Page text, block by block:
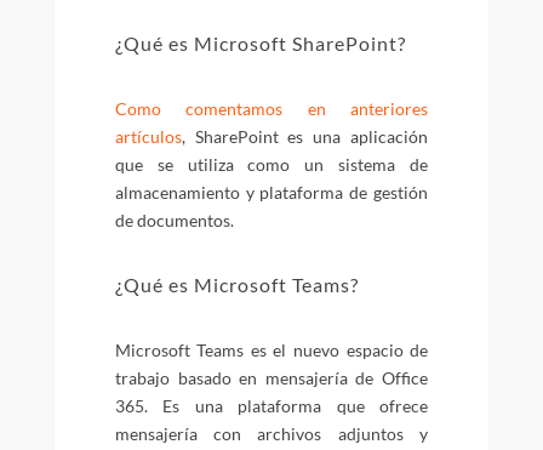
¿Qué es Microsoft SharePoint?
Como comentamos en anteriores
artículos, SharePoint es una aplicación
que se utiliza como un sistema de
almacenamiento y plataforma de gestión
de documentos.
¿Qué es Microsoft Teams?
Microsoft Teams es el nuevo espacio de
trabajo basado en mensajería de Office
365. Es una plataforma que ofrece
mensajería con archivos adjuntos y